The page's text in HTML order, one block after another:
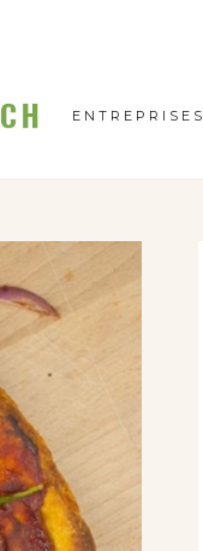
ENTREPRISES